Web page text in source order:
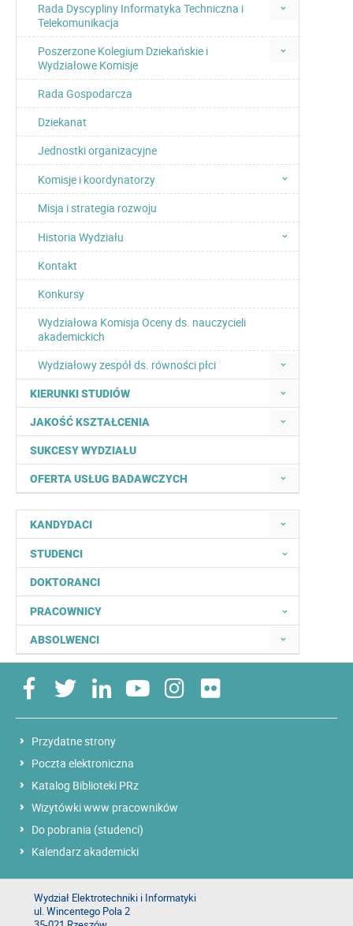
Rada Dyscypliny Informatyka Techniczna i
Telekomunikacja
Poszerzone Kolegium Dziekańskie i
Wydziałowe Komisje
Rada Gospodarcza
Dziekanat
Jednostki organizacyjne
Komisje i koordynatorzy
Misja i strategia rozwoju
Historia Wydziału
Kontakt
Konkursy
Wydziałowa Komisja Oceny ds. nauczycieli
akademickich
Wydziałowy zespół ds. równości płci
KIERUNKI STUDIÓW
JAKOŚĆ KSZTAŁCENIA
SUKCESY WYDZIAŁU
OFERTA USŁUG BADAWCZYCH
KANDYDACI
STUDENCI
DOKTORANCI
PRACOWNICY
ABSOLWENCI
Przydatne strony
Poczta elektroniczna
Katalog Biblioteki PRz
Wizytówki www pracowników
Do pobrania (studenci)
Kalendarz akademicki
Wydział Elektrotechniki i Informatyki
ul. Wincentego Pola 2